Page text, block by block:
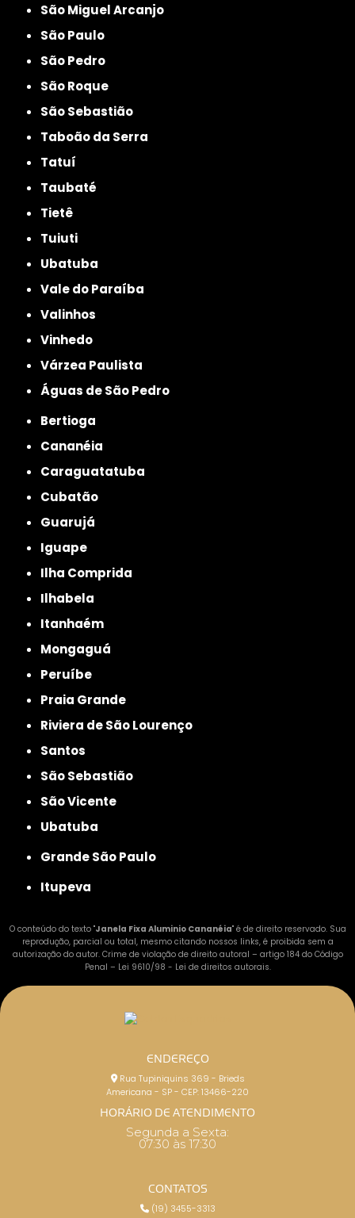
São Miguel Arcanjo
São Paulo
São Pedro
São Roque
São Sebastião
Taboão da Serra
Tatuí
Taubaté
Tietê
Tuiuti
Ubatuba
Vale do Paraíba
Valinhos
Vinhedo
Várzea Paulista
Águas de São Pedro
Bertioga
Cananéia
Caraguatatuba
Cubatão
Guarujá
Iguape
Ilha Comprida
Ilhabela
Itanhaém
Mongaguá
Peruíbe
Praia Grande
Riviera de São Lourenço
Santos
São Sebastião
São Vicente
Ubatuba
Grande São Paulo
Itupeva
O conteúdo do texto "Janela Fixa Aluminio Cananéia" é de direito reservado. Sua
reprodução, parcial ou total, mesmo citando nossos links, é proibida sem a
autorização do autor. Crime de violação de direito autoral – artigo 184 do Código
Penal – Lei 9610/98 - Lei de direitos autorais.
ENDEREÇO
Rua Tupiniquins 369 - Brieds
Americana - SP - CEP: 13466-220
HORÁRIO DE ATENDIMENTO
Segunda a Sexta:
07:30 às 17:30
CONTATOS
(19) 3455-3313